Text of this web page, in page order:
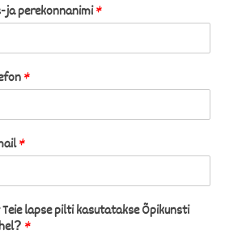
ja perekonnanimi*
*
*
lapse pilti kasutatakse Õpikunsti
*